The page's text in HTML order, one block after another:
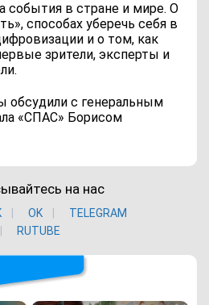
события в стране и мире. О
способах уберечь себя в
и о том, как
зрители, эксперты и
обсудили с генеральным
«СПАС» Борисом
на нас
ОK
TELEGRAM
RUTUBE